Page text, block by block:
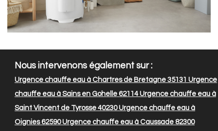
Nous intervenons également sur :
Urgence chauffe eau à Chartres de Bretagne 35131 Urgence
chauffe eau à Sains en Gohelle 62114 Urgence chauffe eau à
Saint Vincent de Tyrosse 40230Urgence chauffe eau à
Oignies 62590Urgence chauffe eau à Caussade 82300